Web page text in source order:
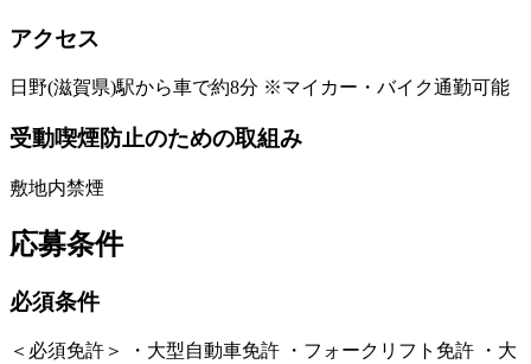
アクセス
日野(滋賀県)駅から車で約8分 ※マイカー・バイク通勤可能
受動喫煙防止のための取組み
敷地内禁煙
応募条件
必須条件
＜必須免許＞ ・大型自動車免許 ・フォークリフト免許 ・大